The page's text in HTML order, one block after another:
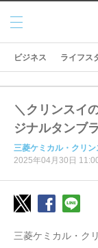
メニ
ュー
ビジネス ライフス
＼クリンスイ
ジナルタンブ
三菱ケミカル・クリン
2025年04月30日
三菱ケミカル・ク